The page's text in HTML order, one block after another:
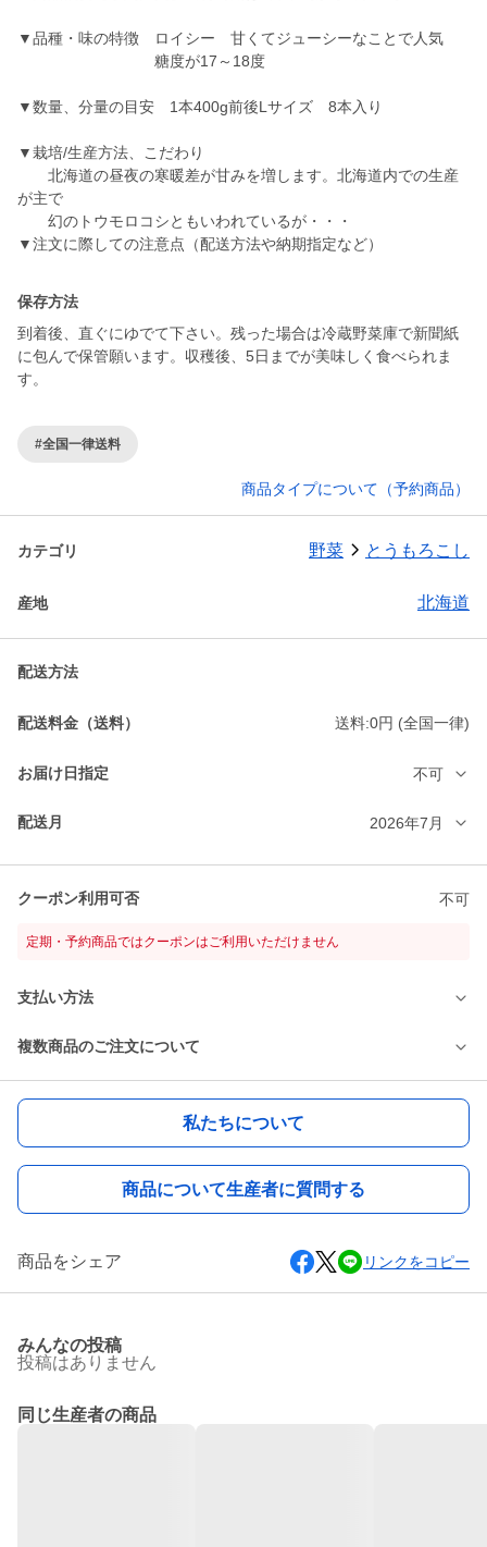
▼品種・味の特徴 ロイシー 甘くてジューシーなことで人気
糖度が17～18度
▼数量、分量の目安 1本400g前後Lサイズ 8本入り
▼栽培/生産方法、こだわり
北海道の昼夜の寒暖差が甘みを増します。北海道内での生産
が主で
幻のトウモロコシともいわれているが・・・
▼注文に際しての注意点（配送方法や納期指定など）
保存方法
到着後、直ぐにゆでて下さい。残った場合は冷蔵野菜庫で新聞紙
に包んで保管願います。収穫後、5日までが美味しく食べられま
す。
#全国一律送料
商品タイプについて（予約商品）
カテゴリ 野菜 とうもろこし
産地 北海道
配送方法
配送料金（送料） 送料:0円 (全国一律)
お届け日指定 不可
配送月 2026年7月
クーポン利用可否 不可
定期・予約商品ではクーポンはご利用いただけません
支払い方法
複数商品のご注文について
私たちについて
商品について生産者に質問する
商品をシェア リンクをコピー
みんなの投稿
投稿はありません
同じ生産者の商品